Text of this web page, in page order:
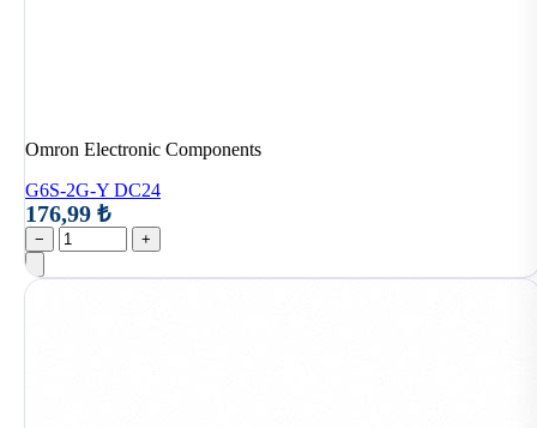
Omron Electronic Components
G6S-2G-Y DC24
176,99 ₺
− +